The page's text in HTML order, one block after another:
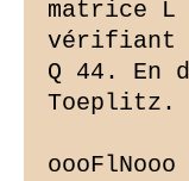
matrice
vérifiant
Q 44. En
Toeplitz.
oooFlNooo